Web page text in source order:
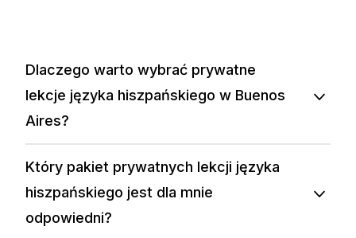
Dlaczego warto wybrać prywatne
lekcje języka hiszpańskiego w Buenos
Aires?
Który pakiet prywatnych lekcji języka
hiszpańskiego jest dla mnie
odpowiedni?